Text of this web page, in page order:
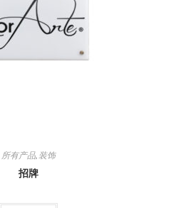
所有产品 装饰
招牌